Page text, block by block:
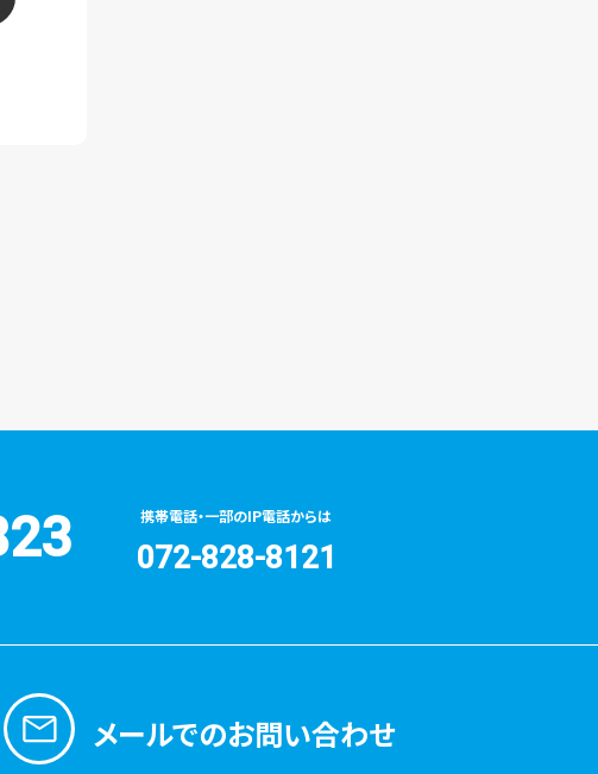
携帯電話・一部のIP電話からは
072-828-8121
メールでのお問い合わせ